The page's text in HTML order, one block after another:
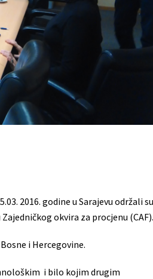
2016. godine u Sarajevu održali su
okvira za procjenu (CAF).
i Hercegovine.
i bilo kojim drugim